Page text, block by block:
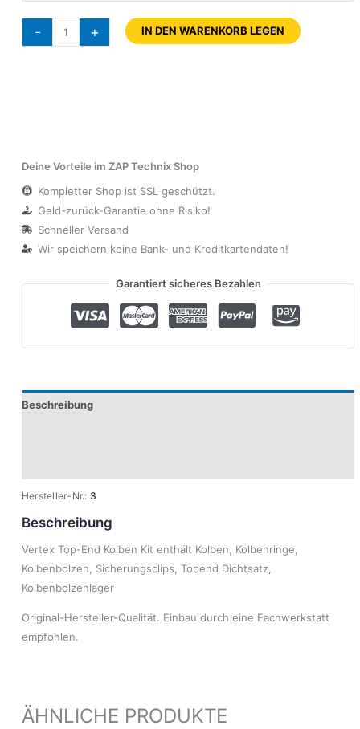
- + IN DEN WARENKORB LEGEN
Deine Vorteile im ZAP Technix Shop
Kompletter Shop ist SSL geschützt.
Geld-zurück-Garantie ohne Risiko!
Schneller Versand
Wir speichern keine Bank- und Kreditkartendaten!
Garantiert sicheres Bezahlen
Beschreibung
Hersteller-Nr.: 3
Beschreibung
Vertex Top-End Kolben Kit enthält Kolben, Kolbenringe,
Kolbenbolzen, Sicherungsclips, Topend Dichtsatz,
Kolbenbolzenlager
Original-Hersteller-Qualität. Einbau durch eine Fachwerkstatt
empfohlen.
ÄHNLICHE PRODUKTE